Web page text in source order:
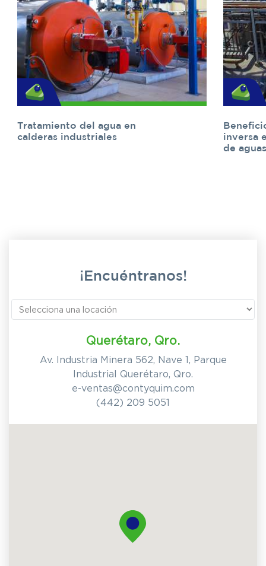
Tratamiento del agua en
calderas industriales
inversa
de
¡Encuéntranos!
Querétaro, Qro.
Av. Industria Minera 562, Nave 1, Parque
Industrial Querétaro, Qro.
e-ventas@contyquim.com
(442) 209 5051